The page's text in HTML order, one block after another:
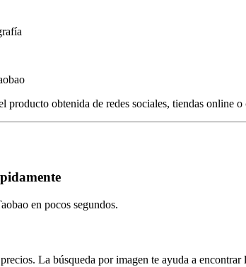
producto obtenida de redes sociales, tiendas online o
en pocos segundos.
La búsqueda por imagen te ayuda a encontrar